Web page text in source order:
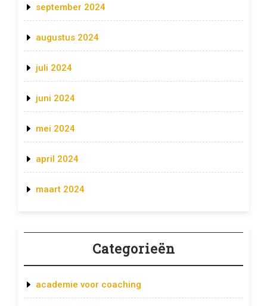
september 2024
augustus 2024
juli 2024
juni 2024
mei 2024
april 2024
maart 2024
Categorieën
academie voor coaching